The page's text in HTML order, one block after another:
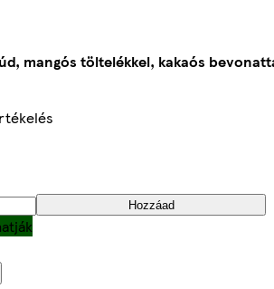
mangós töltelékkel, kakaós
Hozzáad